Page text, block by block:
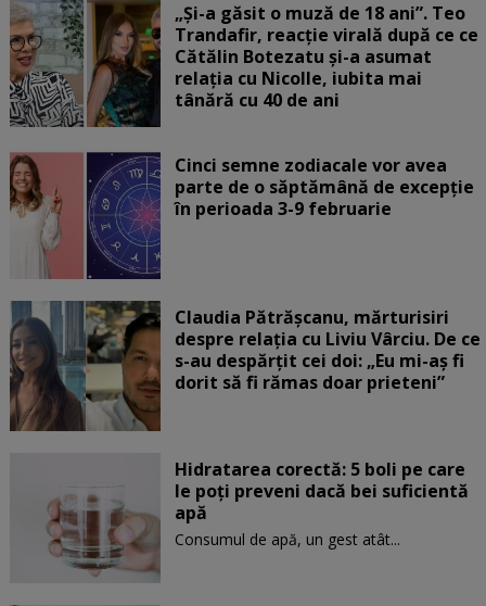
„Și-a găsit o muză de 18 ani”. Teo
Trandafir, reacție virală după ce ce
Cătălin Botezatu și-a asumat
relația cu Nicolle, iubita mai
tânără cu 40 de ani
Cinci semne zodiacale vor avea
parte de o săptămână de excepție
în perioada 3-9 februarie
Claudia Pătrășcanu, mărturisiri
despre relația cu Liviu Vârciu. De ce
s-au despărțit cei doi: „Eu mi-aș fi
dorit să fi rămas doar prieteni”
Hidratarea corectă: 5 boli pe care
le poți preveni dacă bei suficientă
apă
Consumul de apă, un gest atât...